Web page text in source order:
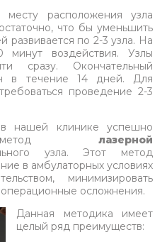
месту расположения узла
что бы уменьшить
развивается по 2-3 узла. На
минут воздействия. Узлы
сразу. Окончательный
в течение 14 дней. Для
проведение 2-3
нашей клинике успешно
лазерной
узла. Этот метод
в амбулаторных условиях
минимизировать
осложнения.
Данная методика имеет
целый ряд преимуществ: